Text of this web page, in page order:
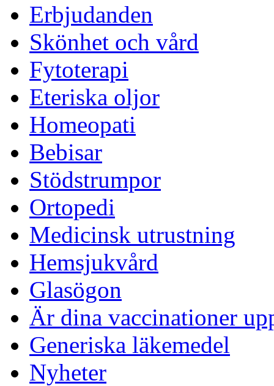
Erbjudanden
Skönhet och vård
Fytoterapi
Eteriska oljor
Homeopati
Bebisar
Stödstrumpor
Ortopedi
Medicinsk utrustning
Hemsjukvård
Glasögon
Är dina vaccinationer
Generiska läkemedel
Nyheter